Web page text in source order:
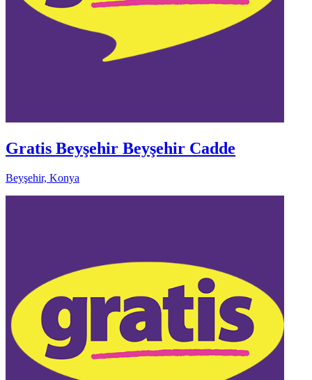
Gratis Beyşehir Beyşehir Cadde
Beyşehir, Konya